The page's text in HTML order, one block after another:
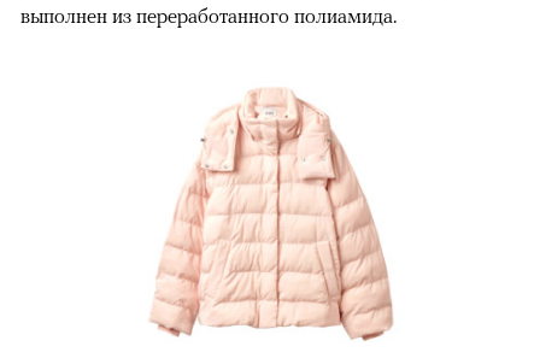
выполнен из переработанного полиамида.